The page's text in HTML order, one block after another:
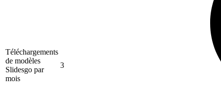
Téléchargements
de modèles
Slidesgo par
mois
3